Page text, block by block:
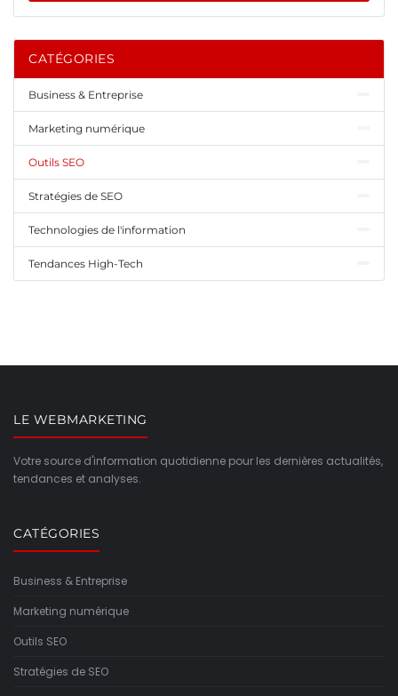
CATÉGORIES
Business & Entreprise
Marketing numérique
Outils SEO
Stratégies de SEO
Technologies de l'information
Tendances High-Tech
LE WEBMARKETING
Votre source d'information quotidienne pour les dernières actualités,
tendances et analyses.
CATÉGORIES
Business & Entreprise
Marketing numérique
Outils SEO
Stratégies de SEO